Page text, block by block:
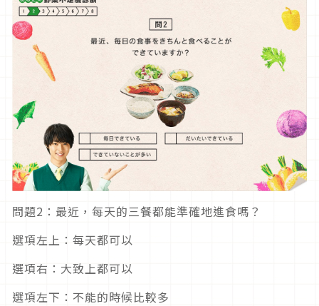
問題2：最近，每天的三餐都能準確地進食嗎？
選項左上：每天都可以
選項右：大致上都可以
選項左下：不能的時候比較多